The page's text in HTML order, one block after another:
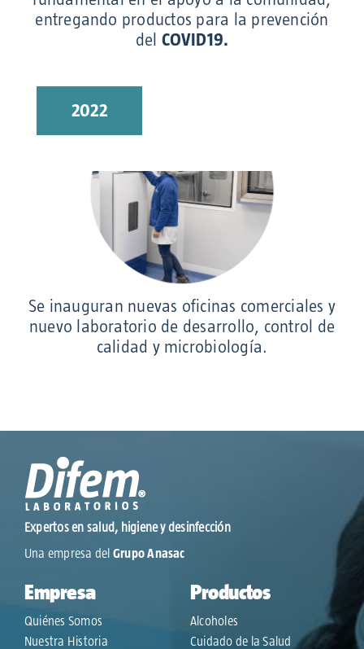
entregando productos para la prevención
del COVID19.
2022
Se inauguran nuevas oficinas comerciales y
nuevo laboratorio de desarrollo, control de
calidad y microbiología.
Expertos en salud, higiene y desinfección
Una empresa del Grupo Anasac
Empresa
Quiénes Somos
Nuestra Historia
Productos
Alcoholes
Cuidado de la Salud